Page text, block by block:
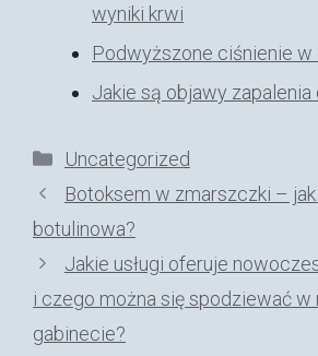
wyniki krwi
Podwyższone ciśnienie w
Jakie są objawy zapalenia
Kategorie
Uncategorized
Botoksem w zmarszczki – jak
botulinowa?
Jakie usługi oferuje
i czego można się spodziewać
gabinecie?